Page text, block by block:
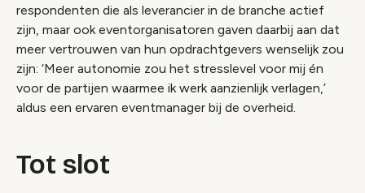
respondenten die als leverancier in de branche actief
zijn, maar ook eventorganisatoren gaven daarbij aan dat
meer vertrouwen van hun opdrachtgevers wenselijk zou
zijn: ‘Meer autonomie zou het stresslevel voor mij én
voor de partijen waarmee ik werk aanzienlijk verlagen,’
aldus een ervaren eventmanager bij de overheid.
Tot slot